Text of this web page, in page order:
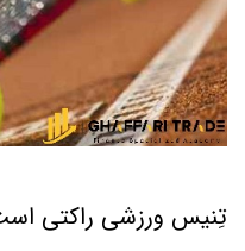
تِنیس ورزشی راکتی